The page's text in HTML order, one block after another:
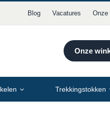
Blog Vacatures Onze
Onze
Trekkingstokken